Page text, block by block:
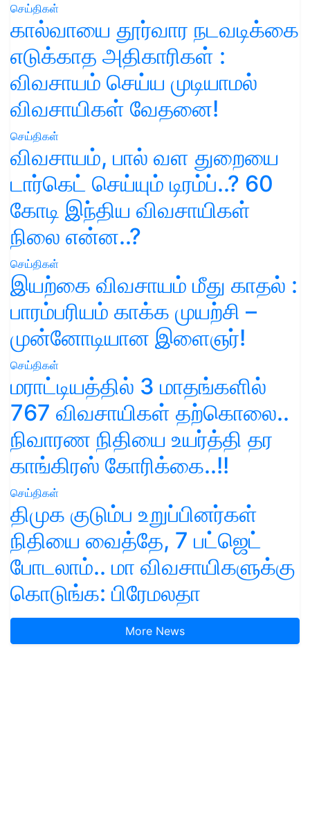
செய்திகள்
கால்வாயை தூர்வார நடவடிக்கை
எடுக்காத அதிகாரிகள் :
விவசாயம் செய்ய முடியாமல்
விவசாயிகள் வேதனை!
செய்திகள்
விவசாயம், பால் வள துறையை
டார்கெட் செய்யும் டிரம்ப்..? 60
கோடி இந்திய விவசாயிகள்
நிலை என்ன..?
செய்திகள்
இயற்கை விவசாயம் மீது காதல் :
பாரம்பரியம் காக்க முயற்சி –
முன்னோடியான இளைஞர்!
செய்திகள்
மராட்டியத்தில் 3 மாதங்களில்
767 விவசாயிகள் தற்கொலை..
நிவாரண நிதியை உயர்த்தி தர
காங்கிரஸ் கோரிக்கை..!!
செய்திகள்
திமுக குடும்ப உறுப்பினர்கள்
நிதியை வைத்தே, 7 பட்ஜெட்
போடலாம்.. மா விவசாயிகளுக்கு
கொடுங்க: பிரேமலதா
More News